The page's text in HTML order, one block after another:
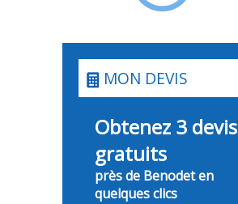
MON DEVIS
Obtenez 3 devis
gratuits
près de Benodet en
quelques clics